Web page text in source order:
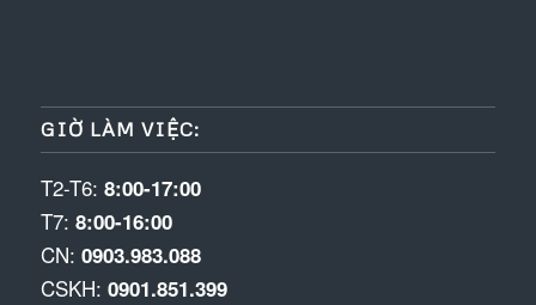
GIỜ LÀM VIỆC:
T2-T6: 8:00-17:00
T7: 8:00-16:00
CN: 0903.983.088
CSKH: 0901.851.399